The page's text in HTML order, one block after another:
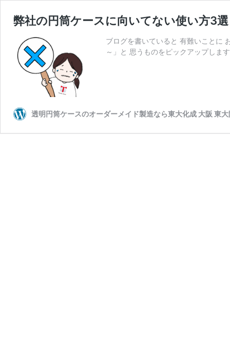
弊社の円筒ケースに向いてない使い方3選
ブログを書いていると 有難いことに
～」と 思うものをピックアップしま
透明円筒ケースのオーダーメイド製造なら東大化成 大阪 東大